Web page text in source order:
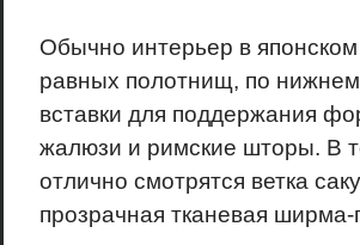
Обычно интерьер в
равных полотнищ, по
вставки для поддержания
жалюзи и римские шторы. В
отлично смотрятся ветка
прозрачная тканевая ширма-